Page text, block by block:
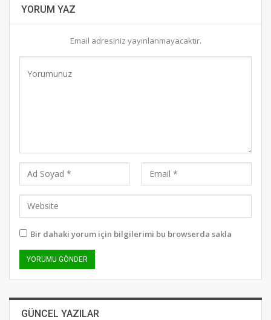
YORUM YAZ
Email adresiniz yayınlanmayacaktır.
Bir dahaki yorum için bilgilerimi bu browserda sakla
GÜNCEL YAZILAR